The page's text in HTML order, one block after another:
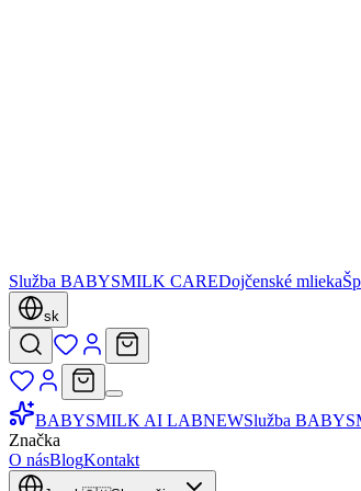
Služba BABYSMILK CAREDojčenské mlieka
sk
BABYSMILK AI LABNEWSlužba
Značka
O násBlogKontakt